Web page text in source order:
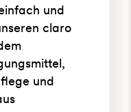
und
claro
und